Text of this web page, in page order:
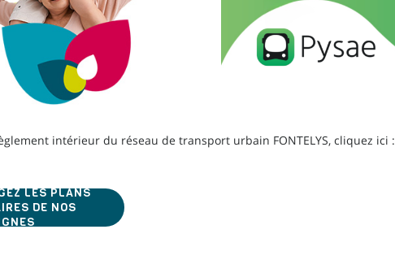
intérieur du réseau de transport urbain FONTELYS, cliquez ici :
LES PLANS
DE NOS